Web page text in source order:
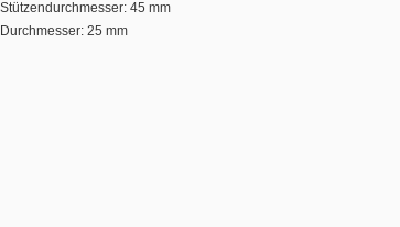
Stützendurchmesser: 45 mm
Durchmesser: 25 mm